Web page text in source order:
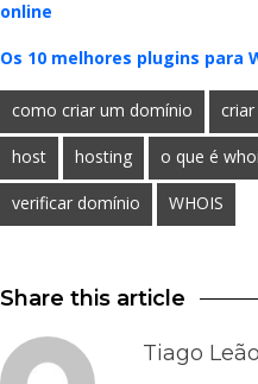
online
Os 10 melhores plugins para
como criar um domínio
host hosting o que é
verificar domínio WHOIS
Share this article
Tiago Leão